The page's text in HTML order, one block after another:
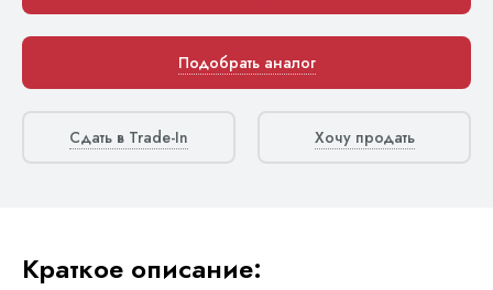
Подобрать аналог
Сдать в Trade-In Хочу продать
Краткое описание: